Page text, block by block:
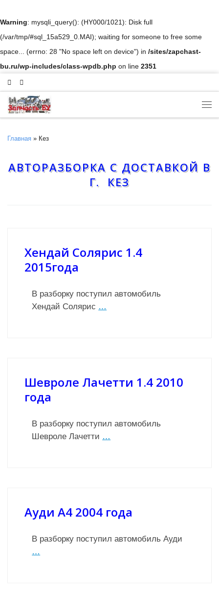
Warning: mysqli_query(): (HY000/1021): Disk full
(/var/tmp/#sql_15a529_0.MAI); waiting for someone to free some
space... (errno: 28 "No space left on device") in /sites/zapchast-
bu.ru/wp-includes/class-wpdb.php on line 2351
Главная » Кез
АВТОРАЗБОРКА С ДОСТАВКОЙ В
Г. КЕЗ
Хендай Солярис 1.4
2015года
В разборку поступил автомобиль
Хендай Солярис …
Шевроле Лачетти 1.4 2010
года
В разборку поступил автомобиль
Шевроле Лачетти …
Ауди А4 2004 года
В разборку поступил автомобиль Ауди
…